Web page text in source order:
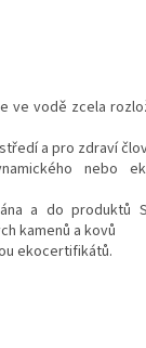
ve vodě zcela
a pro zdraví
nebo
a do produktů
kamenů a kovů
ekocertifikátů.